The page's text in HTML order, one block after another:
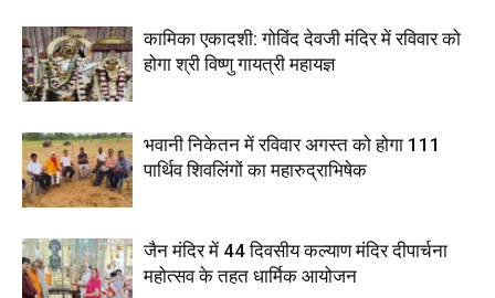
कामिका एकादशी: गोविंद देवजी मंदिर में रविवार को
होगा श्री विष्णु गायत्री महायज्ञ
भवानी निकेतन में रविवार अगस्त को होगा 111
पार्थिव शिवलिंगों का महारुद्राभिषेक
जैन मंदिर में 44 दिवसीय कल्याण मंदिर दीपार्चना
महोत्सव के तहत धार्मिक आयोजन